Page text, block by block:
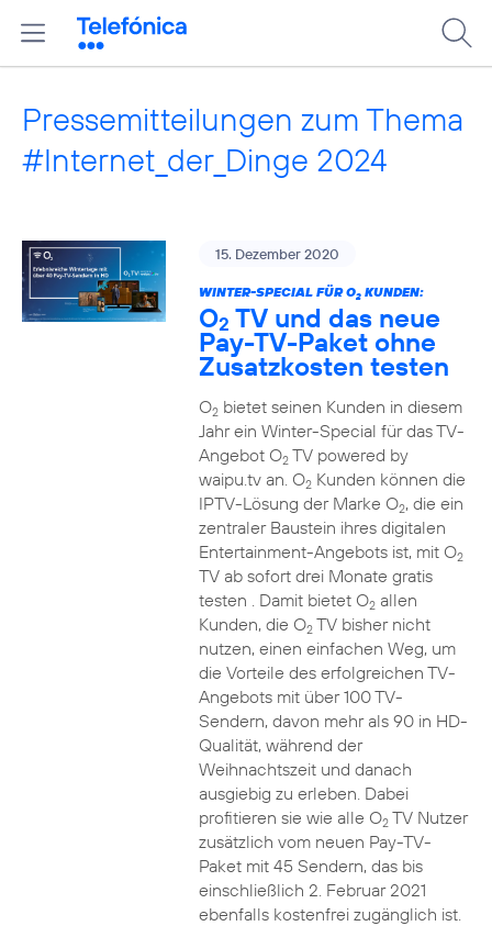
Pressemitteilungen zum Thema
#Internet_der_Dinge 2024
15. Dezember 2020
WINTER-SPECIAL FÜR O2KUNDEN:
O2 TV und das neue
Pay-TV-Paket ohne
Zusatzkosten testen
O2bietet seinen Kunden in diesem
Jahr ein Winter-Special für das TV-
Angebot O2TV powered by
waipu.tv an. O2Kunden können die
IPTV-Lösung der Marke O2, die ein
zentraler Baustein ihres digitalen
Entertainment-Angebots ist, mit O2
TV ab sofort drei Monate gratis
testen . Damit bietet O2allen
Kunden, die O2TV bisher nicht
nutzen, einen einfachen Weg, um
die Vorteile des erfolgreichen TV-
Angebots mit über 100 TV-
Sendern, davon mehr als 90 in HD-
Qualität, während der
Weihnachtszeit und danach
ausgiebig zu erleben. Dabei
profitieren sie wie alle O2TV Nutzer
zusätzlich vom neuen Pay-TV-
Paket mit 45 Sendern, das bis
einschließlich 2. Februar 2021
ebenfalls kostenfrei zugänglich ist.